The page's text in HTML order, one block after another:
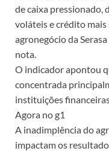
de caixa pressionado,
voláteis e crédito mais
agronegócio da
nota.
O indicador apontou
concentrada
instituições
Agora no g1
A inadimplência do
impactam os